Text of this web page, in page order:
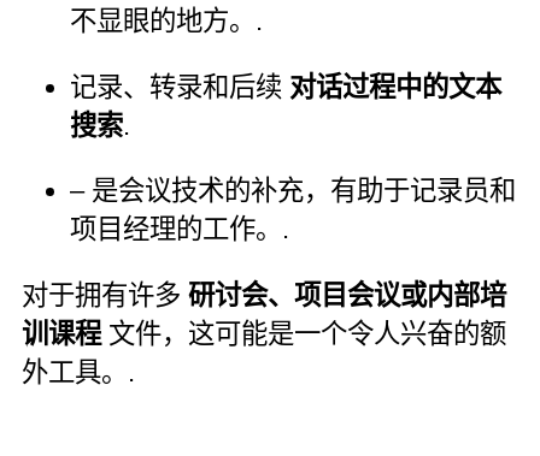
不显眼的地方。.
记录、转录和后续 对话过程中的文本
搜索.
– 是会议技术的补充，有助于记录员和
项目经理的工作。.
对于拥有许多 研讨会、项目会议或内部培
训课程 文件，这可能是一个令人兴奋的额
外工具。.